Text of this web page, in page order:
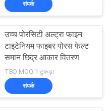
यार्न
संपर्क
उच्च पोरसिटी अल्ट्रा फाइन
टाइटेनियम फाइबर पोरस फेल्ट
समान छिद्र आकार वितरण
TBD MOQ:1 टुकड़ा
संपर्क